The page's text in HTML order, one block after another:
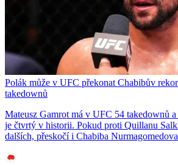
Polák může v UFC překonat Chabibův
takedownů
Mateusz Gamrot má v UFC 54 takedownů
je čtvrtý v historii. Pokud proti Quillanu
dalších, přeskočí i Chabiba